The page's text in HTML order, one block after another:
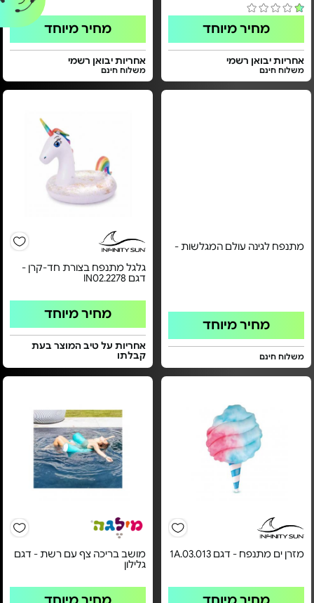
מחיר מיוחד
אחריות יבואן רשמי
משלוח חינם
מחיר מיוחד
אחריות יבואן רשמי
משלוח חינם
מתנפח לגינה עולם המגלשות -
מחיר מיוחד
משלוח חינם
גלגל מתנפח בצורת חד-קרן -
דגם IN02.2278
מחיר מיוחד
אחריות על טיב המוצר בעת
קבלתו
מזרן ים מתנפח - דגם 1A.03.013
מושב בריכה צף עם רשת - דגם
גלילון